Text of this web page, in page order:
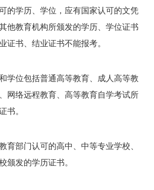
的学历、学位，应有国家认可的文凭
他教育机构所颁发的学历、学位证书
证书、结业证书不能报考。
学位包括普通高等教育、成人高等教
网络远程教育、高等教育自学考试所
书。
育部门认可的高中、中等专业学校、
颁发的学历证书。